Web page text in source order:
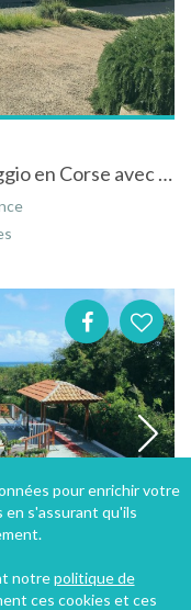
Villa "Crique d'Ancone" à Calcatoggio en Corse avec piscine et plage indépendante
pour enrichir votre
s'assurant qu'ils
notrepolitique de
ces cookies et ces